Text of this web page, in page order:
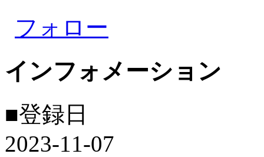
フォロー
インフォメーション
■登録日
2023-11-07